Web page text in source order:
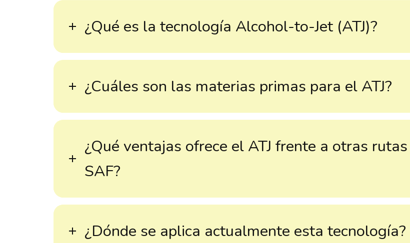
¿Qué es la tecnología Alcohol-to-Jet (ATJ)?
¿Cuáles son las materias primas para el ATJ?
¿Qué ventajas ofrece el ATJ frente a otras rutas
SAF?
¿Dónde se aplica actualmente esta tecnología?